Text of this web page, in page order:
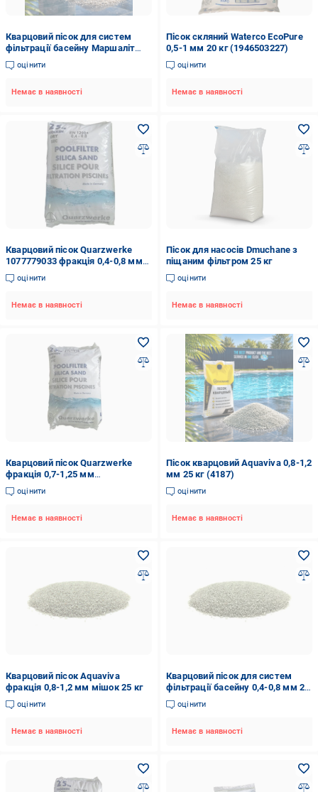
Кварцовий пісок для систем
фільтрації басейну Маршаліт
0,8-1,2 25 кг (F0000002920)
оцінити
Немає в наявності
Пісок скляний Waterco EcoPure
0,5-1 мм 20 кг (1946503227)
оцінити
Немає в наявності
Кварцовий пісок Quarzwerke
1077779033 фракція 0,4-0,8 мм
(15450674)
оцінити
Немає в наявності
Пісок для насосів Dmuchane з
піщаним фільтром 25 кг
оцінити
Немає в наявності
Кварцовий пісок Quarzwerke
фракція 0,7-1,25 мм
(1077779036)
оцінити
Немає в наявності
Пісок кварцовий Aquaviva 0,8-1,2
мм 25 кг (4187)
оцінити
Немає в наявності
Кварцовий пісок Aquaviva
фракція 0,8-1,2 мм мішок 25 кг
оцінити
Немає в наявності
Кварцовий пісок для систем
фільтрації басейну 0,4-0,8 мм 25
кг
оцінити
Немає в наявності